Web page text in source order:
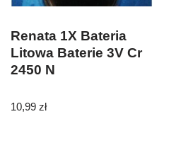
Renata 1X Bateria
Litowa Baterie 3V Cr
2450 N
10,99 zł